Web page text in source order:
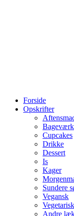
Forside
Opskrifter
Bageværk
Cupcakes
Drikke
Dessert
Is
Kager
Sundere
Vegansk
Vegetarisk
Andre